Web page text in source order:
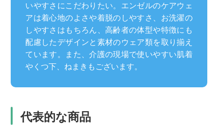
いやすさにこだわりたい。エンゼルのケアウェ
アは着心地のよさや着脱のしやすさ、お洗濯の
しやすさはもちろん、高齢者の体型や特徴にも
配慮したデザインと素材のウェア類を取り揃え
ています。また、介護の現場で使いやすい肌着
やくつ下、ねまきもございます。
代表的な商品